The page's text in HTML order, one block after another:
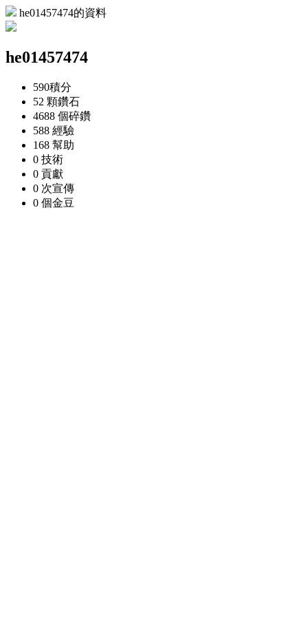
he01457474的資料
he01457474
590積分
52 顆鑽石
4688 個碎鑽
588 經驗
168 幫助
0 技術
0 貢獻
0 次宣傳
0 個金豆